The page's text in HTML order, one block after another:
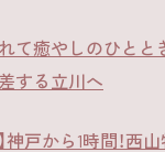
て癒やしのひとと
する立川へ
神戸から1時間！西